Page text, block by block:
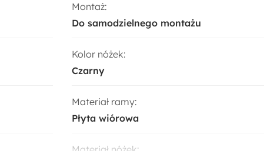
Montaż:
Do samodzielnego montażu
Kolor nóżek:
Czarny
Materiał ramy:
Płyta wiórowa